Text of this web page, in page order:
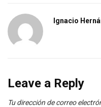
Ignacio
Leave a Reply
Tu dirección de correo